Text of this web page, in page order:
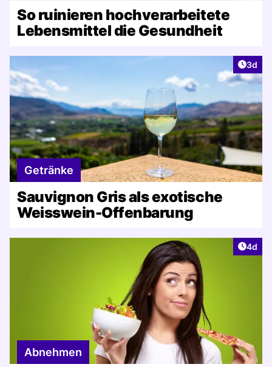
So ruinieren hochverarbeitete
Lebensmittel die Gesundheit
3d
Getränke
Sauvignon Gris als exotische
Weisswein-Offenbarung
4d
Abnehmen